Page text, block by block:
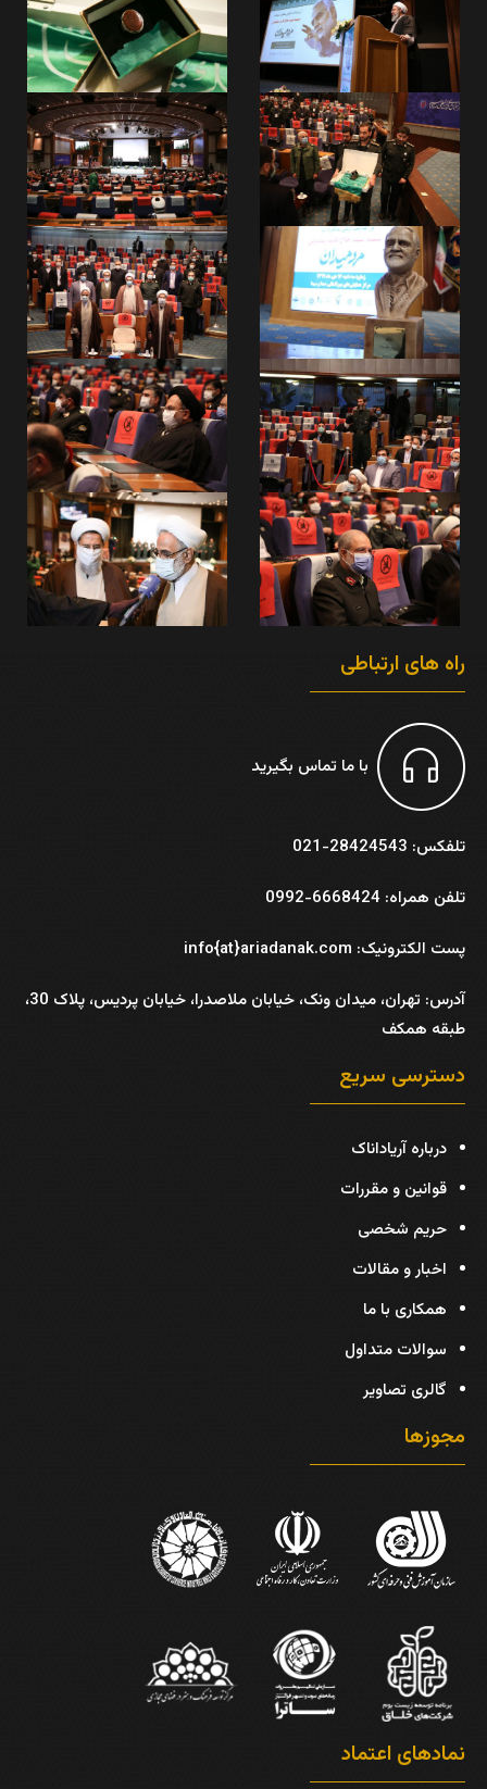
راه های ارتباطی
با ما تماس بگیرید
تلفکس: 28424543-021
تلفن همراه: 6668424-0992
پست الکترونیک: info{at}ariadanak.com
آدرس:
تهران، میدان ونک، خیابان ملاصدرا، خیابان پردیس، پلاک 30،
طبقه همکف
دسترسی سریع
درباره آریاداناک
قوانین و مقررات
حریم شخصی
اخبار و مقالات
همکاری با ما
سوالات متداول
گالری تصاویر
مجوزها
نمادهای اعتماد